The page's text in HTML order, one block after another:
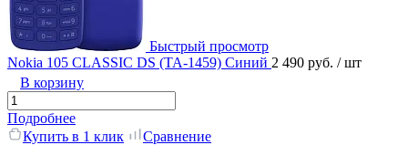
Быстрый просмотр
Nokia 105 CLASSIC DS (TA-1459) Синий 2 490 руб. / шт
В корзину
Подробнее
Купить в 1 клик
Сравнение